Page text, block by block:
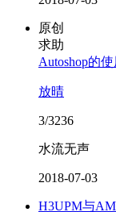
原创
求助
Autoshop的
放晴
3/3236
水流无声
2018-07-03
H3UPM与